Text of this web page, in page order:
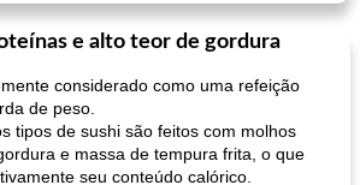
e alto teor de gordura
considerado como uma refeição
de peso.
tipos de sushi são feitos com molhos
e massa de tempura frita, o que
seu conteúdo calórico.